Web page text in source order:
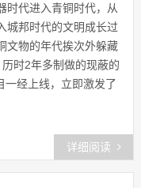
时代进入青铜时代，从
城邦时代的文明成长过
文物的年代挨次外躲藏
时2年多制做的现蔽的
一经上线，立即激发了
详细阅读